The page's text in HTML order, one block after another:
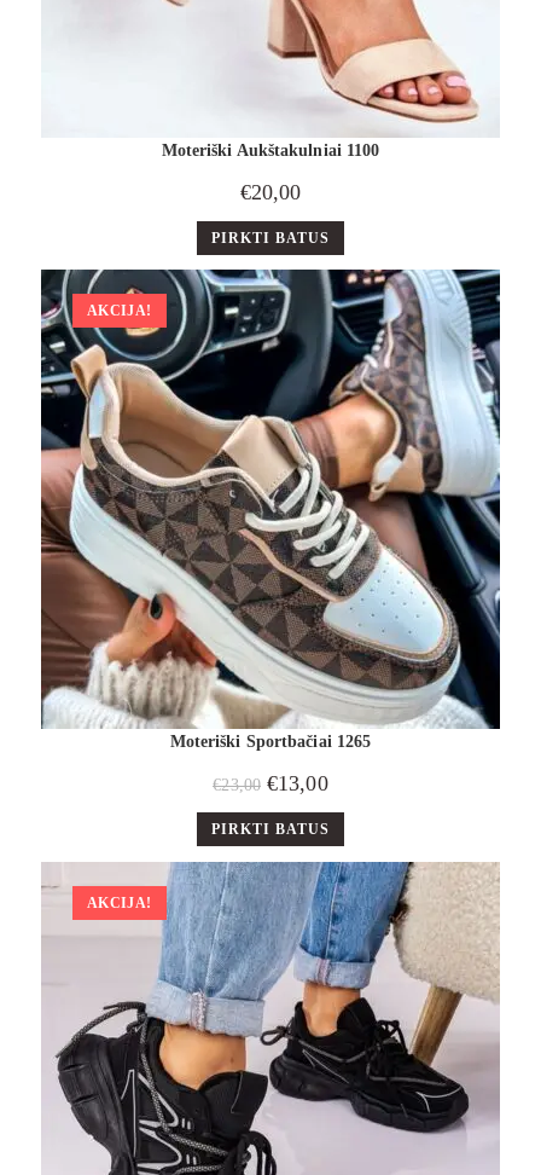
Moteriški Aukštakulniai 1100
€20,00
PIRKTI BATUS
AKCIJA!
Moteriški Sportbačiai 1265
€23,00 €13,00
PIRKTI BATUS
AKCIJA!